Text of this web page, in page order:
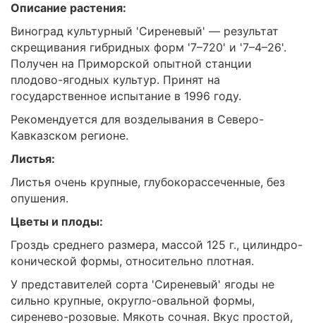
Описание растения:
Виноград культурный 'Сиреневый' — результат
скрещивания гибридных форм '7–720' и '7–4–26'.
Получен на Приморской опытной станции
плодово-ягодных культур. Принят на
государственное испытание в 1996 году.
Рекомендуется для возделывания в Северо-
Кавказском регионе.
Листья:
Листья очень крупные, глубокорассеченные, без
опушения.
Цветы и плоды:
Гроздь среднего размера, массой 125 г., цилиндро-
конической формы, относительно плотная.
У представителей сорта 'Сиреневый' ягоды не
сильно крупные, округло-овальной формы,
сиренево-розовые. Мякоть сочная. Вкус простой,